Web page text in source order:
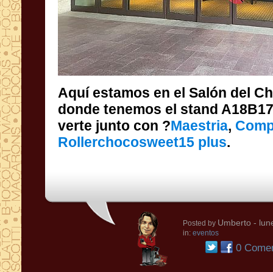
Aquí estamos en el Salón del
donde tenemos el stand
verte junto con ?Maestria,
Rollerchocosweet15 plus.
Posted by Umberto -
in: eventos
0